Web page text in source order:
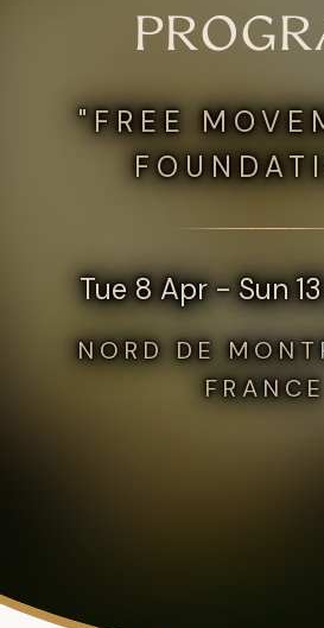
"FREE
Tue 8 Apr - Sun
NORD DE
FRANCE